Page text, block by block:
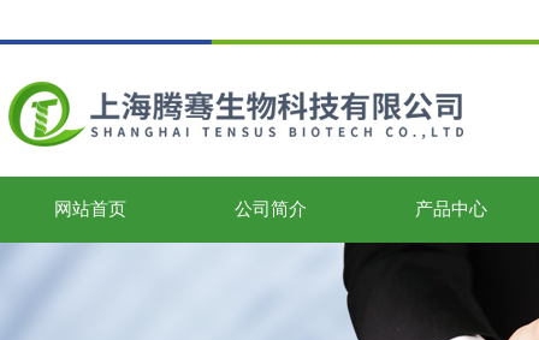
网站首页 公司简介 产品中心